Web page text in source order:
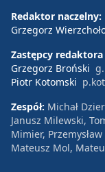
Redaktor naczelny:
Grzegorz
Zastępcy redaktora
Grzegorz Broński
Piotr Kotomski
Zespół: Michał
Janusz Milewski,
Mimier,
Mateusz Mol,